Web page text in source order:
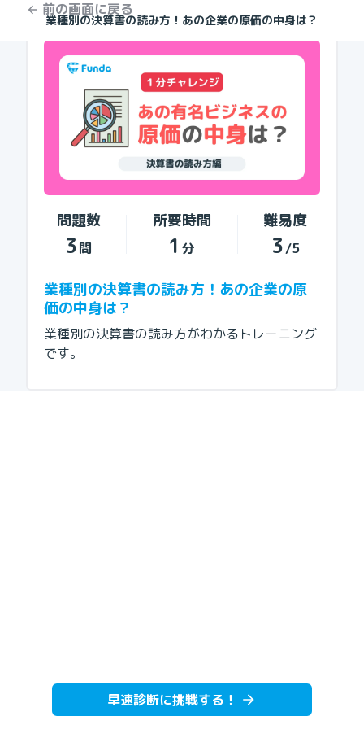
業種別の決算書の読み方！あの企業の原価の中身は？
前の画面に戻る
問題数
3問
所要時間
1 分
難易度
3/5
業種別の決算書の読み方！あの企業の原
価の中身は？
業種別の決算書の読み方がわかるトレーニング
です。
早速診断に挑戦する！